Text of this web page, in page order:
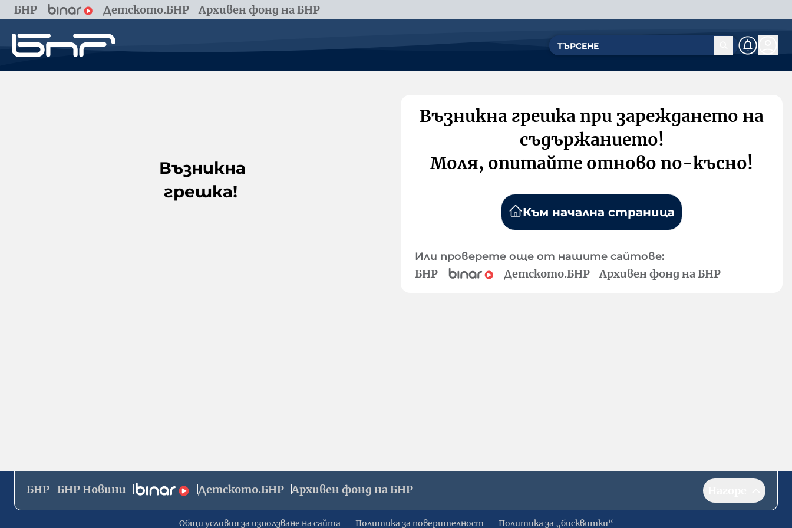
БНР Детското.БНР Архивен фонд на БНР
Възникна
грешка!
Възникна грешка при зареждането на
съдържанието!
Моля, опитайте отново по-късно!
Към начална страница
Или проверете още от нашите сайтове:
БНР Детското.БНР Архивен фонд на БНР
БНР БНР Новини Детското.БНР Архивен фонд на БНР
Общи условия за използване на сайта Политика за поверителност Политика за „бисквитки“